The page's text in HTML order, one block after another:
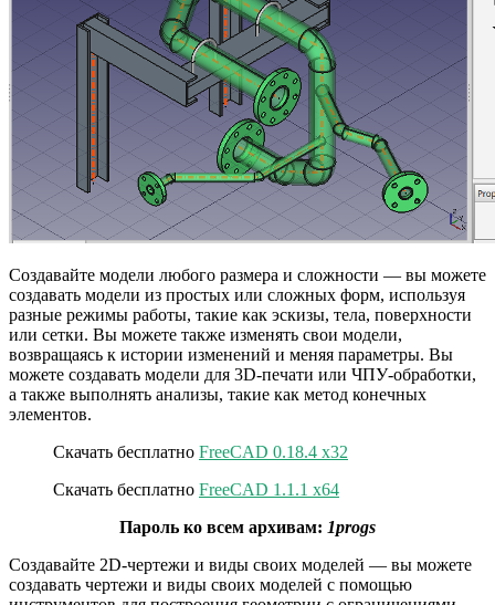
Создавайте модели любого размера и сложности — вы можете
создавать модели из простых или сложных форм, используя
разные режимы работы, такие как эскизы, тела, поверхности
или сетки. Вы можете также изменять свои модели,
возвращаясь к истории изменений и меняя параметры. Вы
можете создавать модели для 3D-печати или ЧПУ-обработки,
а также выполнять анализы, такие как метод конечных
элементов.
Скачать бесплатно FreeCAD 0.18.4 x32
Скачать бесплатно FreeCAD 1.1.1 x64
Пароль ко всем архивам: 1progs
Создавайте 2D-чертежи и виды своих моделей — вы можете
создавать чертежи и виды своих моделей с помощью